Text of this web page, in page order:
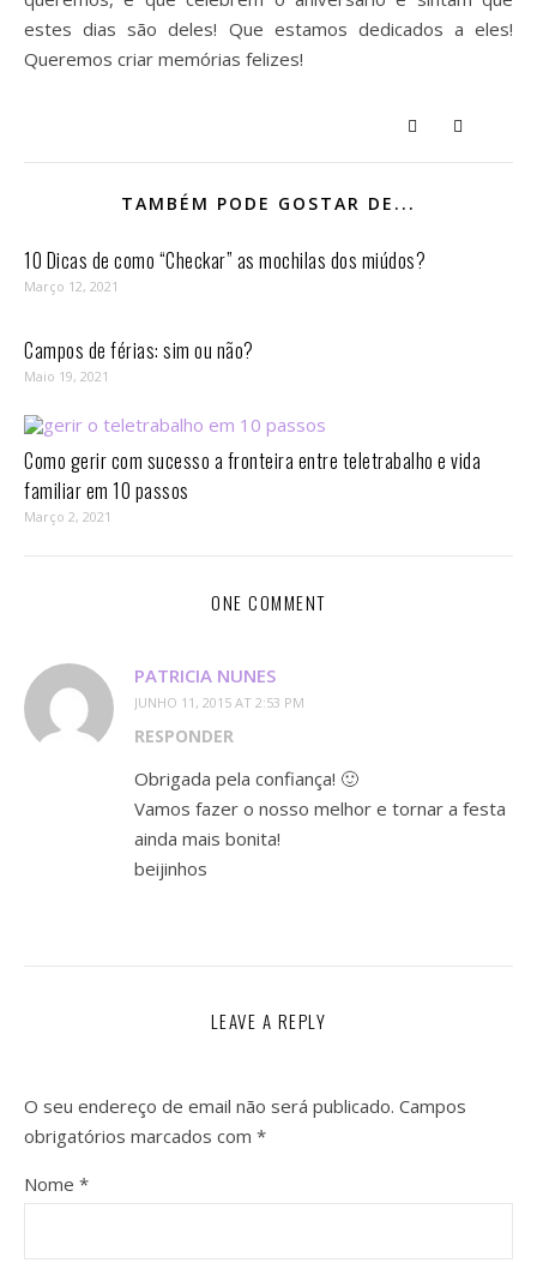
estes dias são deles! Que estamos dedicados a eles!
Queremos criar memórias felizes!
TAMBÉM PODE GOSTAR DE...
10 Dicas de como “Checkar” as mochilas dos miúdos?
Março 12, 2021
Campos de férias: sim ou não?
Maio 19, 2021
Como gerir com sucesso a fronteira entre teletrabalho e vida
familiar em 10 passos⁣
Março 2, 2021
ONE COMMENT
PATRICIA NUNES
JUNHO 11, 2015 AT 2:53 PM
RESPONDER
Obrigada pela confiança! 🙂
Vamos fazer o nosso melhor e tornar a festa
ainda mais bonita!
beijinhos
LEAVE A REPLY
O seu endereço de email não será publicado. Campos
obrigatórios marcados com *
Nome *